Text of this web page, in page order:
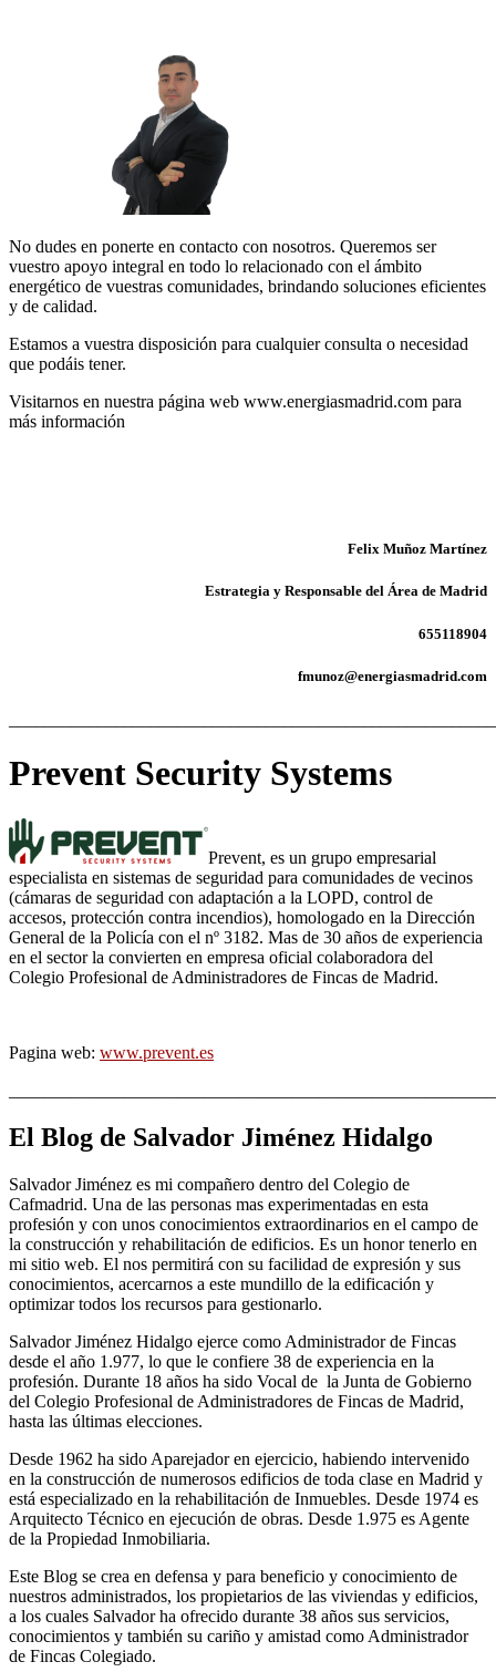
No dudes en ponerte en contacto con nosotros. Queremos ser
vuestro apoyo integral en todo lo relacionado con el ámbito
energético de vuestras comunidades, brindando soluciones eficientes
y de calidad.
Estamos a vuestra disposición para cualquier consulta o necesidad
que podáis tener.
Visitarnos en nuestra página web www.energiasmadrid.com para
más información
Felix Muñoz Martínez
Estrategia y Responsable del Área de Madrid
655118904
fmunoz@energiasmadrid.com
Prevent Security Systems
Prevent, es un grupo empresarial
especialista en sistemas de seguridad para comunidades de vecinos
(cámaras de seguridad con adaptación a la LOPD, control de
accesos, protección contra incendios), homologado en la Dirección
General de la Policía con el nº 3182. Mas de 30 años de experiencia
en el sector la convierten en empresa oficial colaboradora del
Colegio Profesional de Administradores de Fincas de Madrid.
Pagina web: www.prevent.es
El Blog de Salvador Jiménez Hidalgo
Salvador Jiménez es mi compañero dentro del Colegio de
Cafmadrid. Una de las personas mas experimentadas en esta
profesión y con unos conocimientos extraordinarios en el campo de
la construcción y rehabilitación de edificios. Es un honor tenerlo en
mi sitio web. El nos permitirá con su facilidad de expresión y sus
conocimientos, acercarnos a este mundillo de la edificación y
optimizar todos los recursos para gestionarlo.
Salvador Jiménez Hidalgo ejerce como Administrador de Fincas
desde el año 1.977, lo que le confiere 38 de experiencia en la
profesión. Durante 18 años ha sido Vocal de la Junta de Gobierno
del Colegio Profesional de Administradores de Fincas de Madrid,
hasta las últimas elecciones.
Desde 1962 ha sido Aparejador en ejercicio, habiendo intervenido
en la construcción de numerosos edificios de toda clase en Madrid y
está especializado en la rehabilitación de Inmuebles. Desde 1974 es
Arquitecto Técnico en ejecución de obras. Desde 1.975 es Agente
de la Propiedad Inmobiliaria.
Este Blog se crea en defensa y para beneficio y conocimiento de
nuestros administrados, los propietarios de las viviendas y edificios,
a los cuales Salvador ha ofrecido durante 38 años sus servicios,
conocimientos y también su cariño y amistad como Administrador
de Fincas Colegiado.